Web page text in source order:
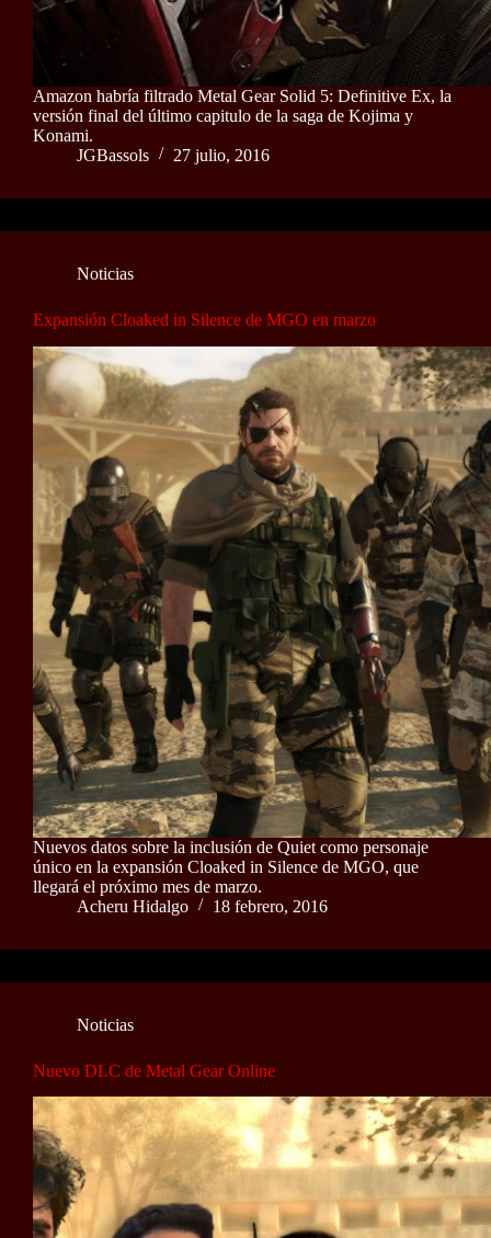
Amazon habría filtrado Metal Gear Solid 5: Definitive Ex, la
versión final del último capitulo de la saga de Kojima y
Konami.
JGBassols
27 julio, 2016
Noticias
Expansión Cloaked in Silence de MGO en marzo
Nuevos datos sobre la inclusión de Quiet como personaje
único en la expansión Cloaked in Silence de MGO, que
llegará el próximo mes de marzo.
Acheru Hidalgo
18 febrero, 2016
Noticias
Nuevo DLC de Metal Gear Online